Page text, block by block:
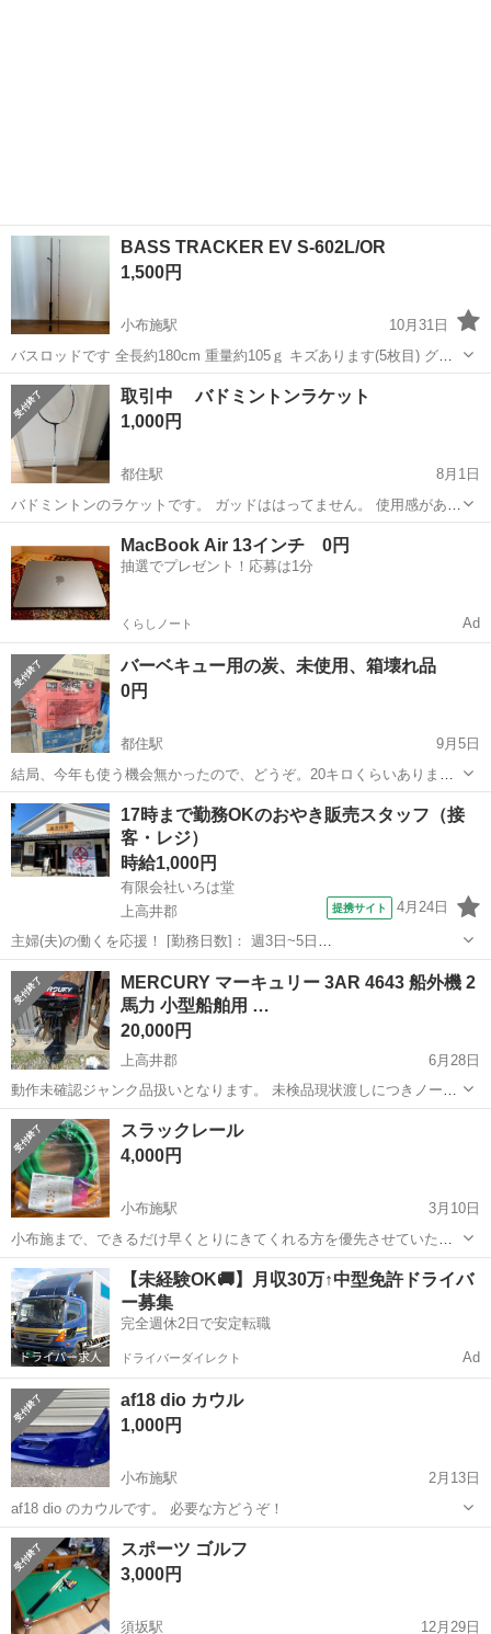
BASS TRACKER EV S-602L/OR
1,500円
小布施駅
10月31日
バスロッドです 全長約180cm 重量約105ｇ キズあります(5枚目) グリ
ップにもキズあります(写真3.4枚目) 写しきれてないスレやキズあると
思いますが、致命的な損傷はありません まだまだ使用出来ます ご...
長野 上高井郡 小布施駅 その他
取引中 バドミントンラケット
1,000円
都住駅
8月1日
バドミントンのラケットです。 ガッドははってません。 使用感があり
ますが使うのには問題ないです。 その他
MacBook Air 13インチ 0円
抽選でプレゼント！応募は1分
くらしノート Ad
バーベキュー用の炭、未使用、箱壊れ品
0円
都住駅
9月5日
結局、今年も使う機会無かったので、どうぞ。20キロくらいありま
す。 平日の9:00～16:00の間にお取引できる方お願いします。
長野 上高井郡 都住駅 スポーツ バーベキュー
17時まで勤務OKのおやき販売スタッフ（接
客・レジ）
時給1,000円
有限会社いろは堂
上高井郡
提携サイト 4月24日
主婦(夫)の働くを応援！ [勤務日数]： 週3日~5日
07:30~17:00/09:00~17:00/09:00~15:00/10:00~17:00/13:00~17:00 月/
火/水/木/金/土/日 などから選べます ...
長野 上高井郡 ホールスタッフ
MERCURY マーキュリー 3AR 4643 船外機 2
馬力 小型船舶用 …
20,000円
上高井郡
6月28日
動作未確認ジャンク品扱いとなります。 未検品現状渡しにつきノーク
レーム、ノーリターンでお願いいたします。
長野 上高井郡 マリンスポーツ
スラックレール
4,000円
小布施駅
3月10日
小布施まで、できるだけ早くとりにきてくれる方を優先させていただ
きます。未使用品です。 よろしくおねがいします。
長野 上高井郡 小布施駅 フィットネス、トレーニング
【未経験OK🚚】月収30万↑中型免許ドライバ
ー募集
完全週休2日で安定転職
ドライバーダイレクト Ad
af18 dio カウル
1,000円
小布施駅
2月13日
af18 dio のカウルです。 必要な方どうぞ！
長野 上高井郡 小布施駅
スポーツ ゴルフ
3,000円
須坂駅 12月29日